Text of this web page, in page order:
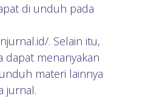
di unduh pada
. Selain itu,
dapat menanyakan
materi lainnya
jurnal.